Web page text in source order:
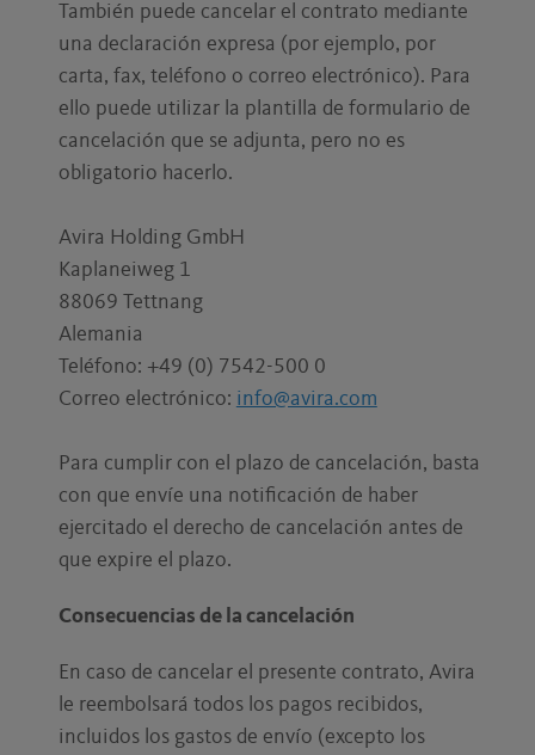
También puede cancelar el contrato mediante
una declaración expresa (por ejemplo, por
carta, fax, teléfono o correo electrónico). Para
ello puede utilizar la plantilla de formulario de
cancelación que se adjunta, pero no es
obligatorio hacerlo.
Avira Holding GmbH
Kaplaneiweg 1
88069 Tettnang
Alemania
Teléfono: +49 (0) 7542-500 0
Correo electrónico: info@avira.com
Para cumplir con el plazo de cancelación, basta
con que envíe una notificación de haber
ejercitado el derecho de cancelación antes de
que expire el plazo.
Consecuencias de la cancelación
En caso de cancelar el presente contrato, Avira
le reembolsará todos los pagos recibidos,
incluidos los gastos de envío (excepto los